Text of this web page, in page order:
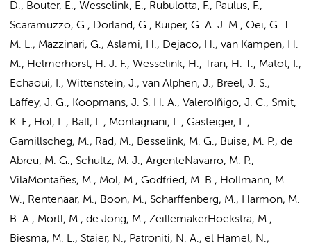
D., Bouter, E., Wesselink, E., Rubulotta, F., Paulus, F.,
Scaramuzzo, G., Dorland, G., Kuiper, G. A. J. M., Oei, G. T.
M. L., Mazzinari, G., Aslami, H., Dejaco, H., van Kampen, H.
M., Helmerhorst, H. J. F., Wesselink, H., Tran, H. T., Matot, I.,
Echaoui, I., Wittenstein, J., van Alphen, J., Breel, J. S.,
Laffey, J. G., Koopmans, J. S. H. A., ValeroIñigo, J. C., Smit,
K. F., Hol, L., Ball, L., Montagnani, L., Gasteiger, L.,
Gamillscheg, M., Rad, M., Besselink, M. G., Buise, M. P., de
Abreu, M. G., Schultz, M. J., ArgenteNavarro, M. P.,
VilaMontañes, M., Mol, M., Godfried, M. B., Hollmann, M.
W., Rentenaar, M., Boon, M., Scharffenberg, M., Harmon, M.
B. A., Mörtl, M., de Jong, M., ZeillemakerHoekstra, M.,
Biesma, M. L., Staier, N., Patroniti, N. A., el Hamel, N.,